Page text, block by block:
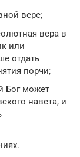
вере;
вера в
или
отдать
порчи;
Бог может
навета, и